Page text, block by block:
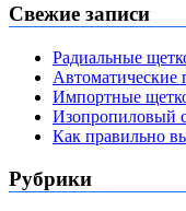
Свежие записи
Радиальные
Импортные
Изопропиловый
Как правильно
Рубрики